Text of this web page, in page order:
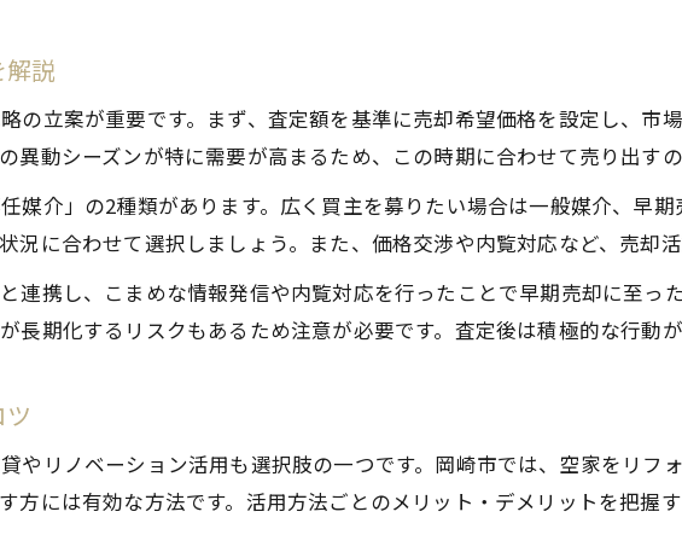
説
の立案が重要です。まず、査定額を基準に売却希望価格を設定し、市
異動シーズンが特に需要が高まるため、この時期に合わせて売り出すの
媒介」の2種類があります。広く買主を募りたい場合は一般媒介、早
況に合わせて選択しましょう。また、価格交渉や内覧対応など、売却
連携し、こまめな情報発信や内覧対応を行ったことで早期売却に至っ
長期化するリスクもあるため注意が必要です。査定後は積極的な行動が
やリノベーション活用も選択肢の一つです。岡崎市では、空家をリフ
方には有効な方法です。活用方法ごとのメリット・デメリットを把握